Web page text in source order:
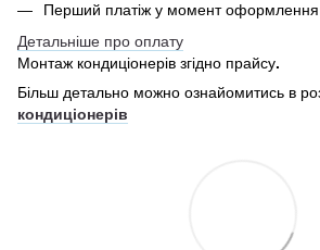
Перший платіж у момент оформлення
Детальніше про оплату
Монтаж кондиціонерів згідно прайсу.
Більш детально можно ознайомитись в
кондиціонерів